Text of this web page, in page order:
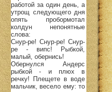
работой за один день, а
утрощ следующего дня
опять пробормотал
колдун непонятные
слова:
Снур-ре! Снур-ре! Снур-
ре - випс! Рыбкой,
малый, обернись!
Обернулся Андерс
рыбкой - и плюх в
речку! Плещете в воде
мальчик, весело ему: то